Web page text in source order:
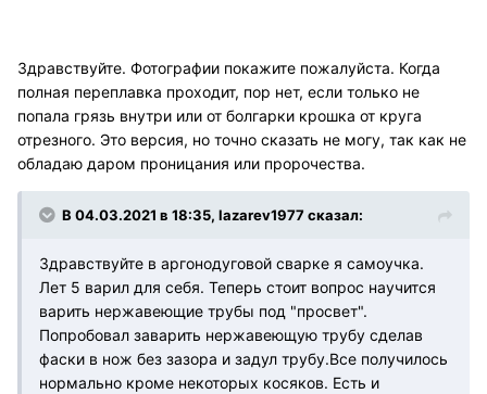
Здравствуйте. Фотографии покажите пожалуйста. Когда
полная переплавка проходит, пор нет, если только не
попала грязь внутри или от болгарки крошка от круга
отрезного. Это версия, но точно сказать не могу, так как не
обладаю даром проницания или пророчества.
В 04.03.2021 в 18:35, lazarev1977 сказал:
Здравствуйте в аргонодуговой сварке я самоучка.
Лет 5 варил для себя. Теперь стоит вопрос научится
варить нержавеющие трубы под "просвет".
Попробовал заварить нержавеющую трубу сделав
фаски в нож без зазора и задул трубу.Все получилось
нормально кроме некоторых косяков. Есть и